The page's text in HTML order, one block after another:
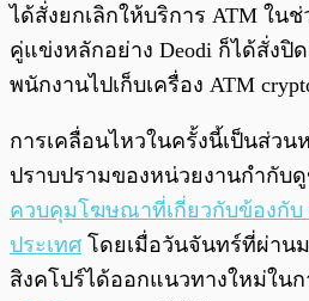
ได้สั่งยกเลิกให้บริการ ATM ใน
คู่แข่งหลักอย่าง Deodi ก็ได้สั่งปิ
พนักงานไปเก็บเครื่อง ATM
การเคลื่อนไหวในครั้งนี้เป็นส่ว
ปราบปรามของหน่วยงานกำกับ
ควบคุมโฆษณาที่เกี่ยวกับข้องกับ
ประเทศ โดยเมื่อวันจันทร์ที่ผ่าน
สิงคโปร์ได้ออกแนวทางใหม่ในก